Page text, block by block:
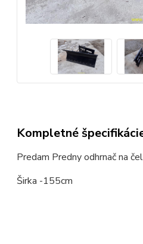
Kompletné
Predam Predny odhrnač na
Širka -155cm